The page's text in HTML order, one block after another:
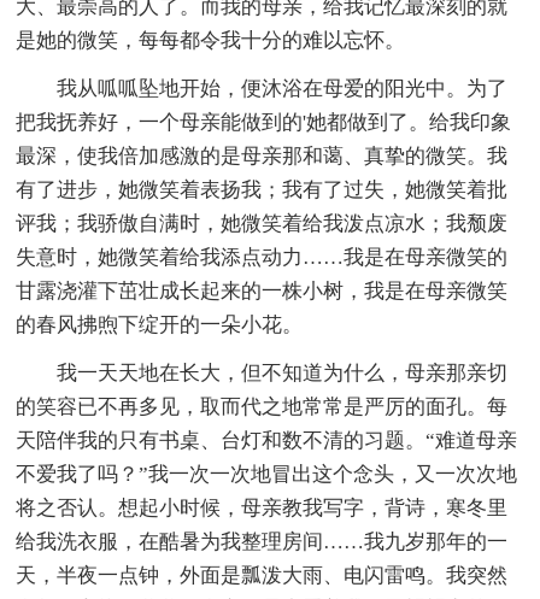
大、最崇高的人了。而我的母亲，给我记忆最深刻的就
是她的微笑，每每都令我十分的难以忘怀。
我从呱呱坠地开始，便沐浴在母爱的阳光中。为了
把我抚养好，一个母亲能做到的'她都做到了。给我印象
最深，使我倍加感激的是母亲那和蔼、真挚的微笑。我
有了进步，她微笑着表扬我；我有了过失，她微笑着批
评我；我骄傲自满时，她微笑着给我泼点凉水；我颓废
失意时，她微笑着给我添点动力……我是在母亲微笑的
甘露浇灌下茁壮成长起来的一株小树，我是在母亲微笑
的春风拂煦下绽开的一朵小花。
我一天天地在长大，但不知道为什么，母亲那亲切
的笑容已不再多见，取而代之地常常是严厉的面孔。每
天陪伴我的只有书桌、台灯和数不清的习题。“难道母亲
不爱我了吗？”我一次一次地冒出这个念头，又一次次地
将之否认。想起小时候，母亲教我写字，背诗，寒冬里
给我洗衣服，在酷暑为我整理房间……我九岁那年的一
天，半夜一点钟，外面是瓢泼大雨、电闪雷鸣。我突然